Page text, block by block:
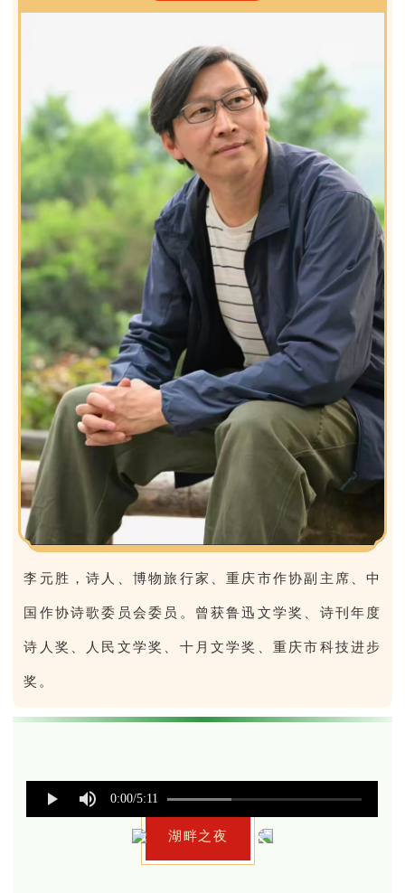
李元胜，诗人、博物旅行家、重庆市作协副主席、中
国作协诗歌委员会委员。曾获鲁迅文学奖、诗刊年度
诗人奖、人民文学奖、十月文学奖、重庆市科技进步
奖。
湖畔之夜